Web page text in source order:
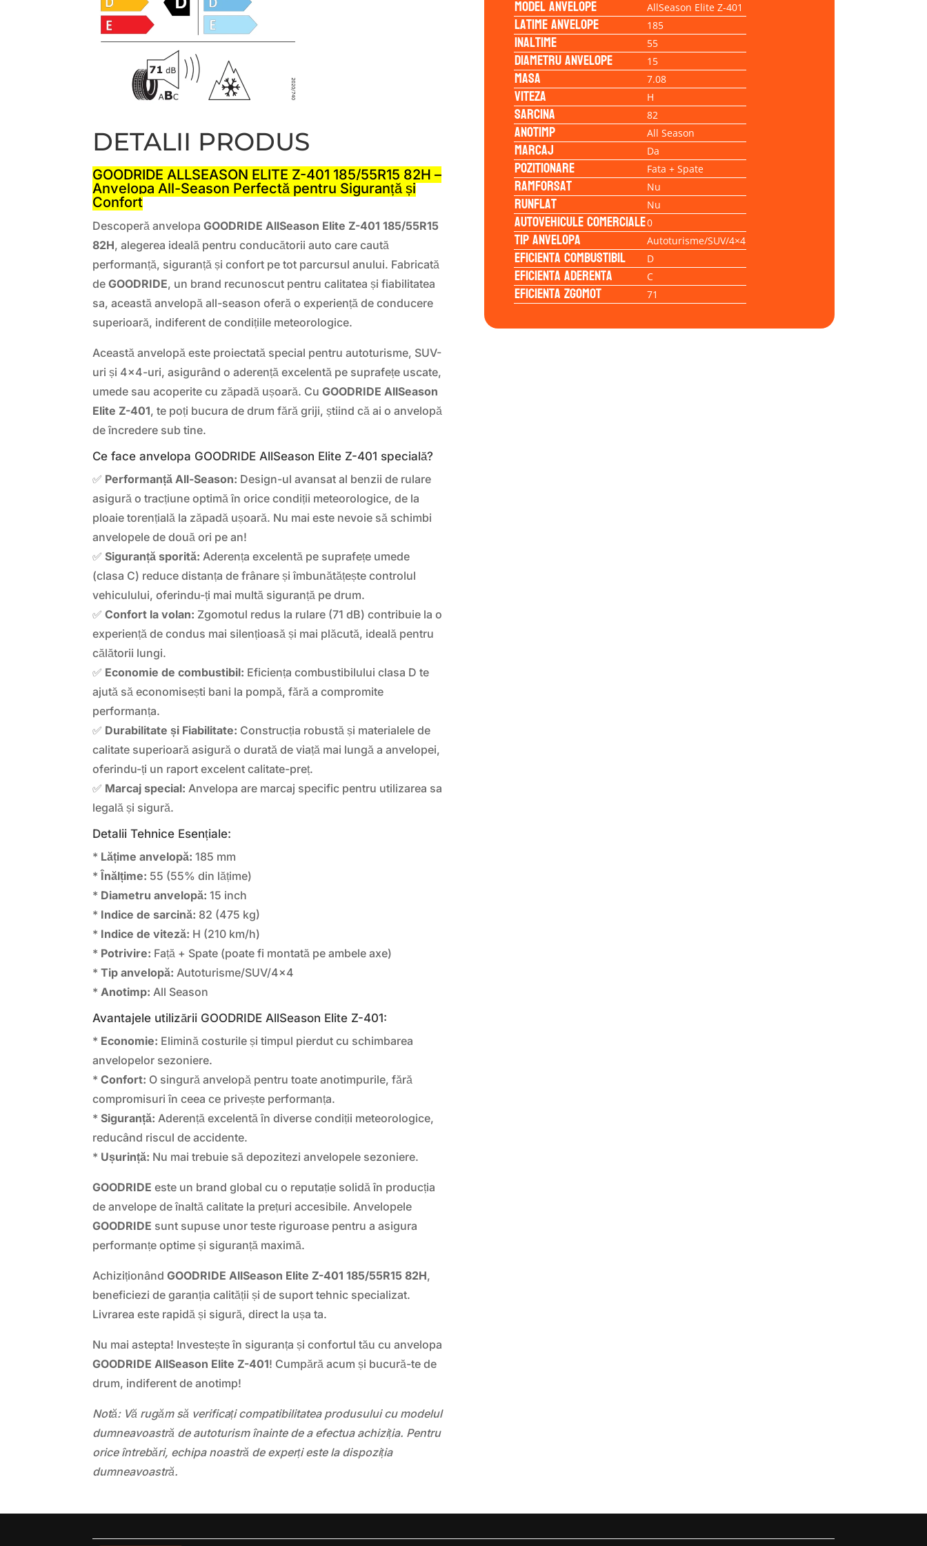
DETALII PRODUS
GOODRIDE ALLSEASON ELITE Z-401 185/55R15 82H –
Anvelopa All-Season Perfectă pentru Siguranță și
Confort
Descoperă anvelopaGOODRIDE AllSeason Elite Z-401 185/55R15
82H, alegerea ideală pentru conducătorii auto care caută
performanță, siguranță și confort pe tot parcursul anului. Fabricată
deGOODRIDE, un brand recunoscut pentru calitatea și fiabilitatea
sa, această anvelopă all-season oferă o experiență de conducere
superioară, indiferent de condițiile meteorologice.
Această anvelopă este proiectată special pentru autoturisme, SUV-
uri și 4×4-uri, asigurând o aderență excelentă pe suprafețe uscate,
umede sau acoperite cu zăpadă ușoară. CuGOODRIDE AllSeason
Elite Z-401, te poți bucura de drum fără griji, știind că ai o anvelopă
de încredere sub tine.
Ce face anvelopa GOODRIDE AllSeason Elite Z-401 specială?
✅ Performanță All-Season: Design-ul avansat al benzii de rulare
asigură o tracțiune optimă în orice condiții meteorologice, de la
ploaie torențială la zăpadă ușoară. Nu mai este nevoie să schimbi
anvelopele de două ori pe an!
✅Siguranță sporită: Aderența excelentă pe suprafețe umede
(clasa C) reduce distanța de frânare și îmbunătățește controlul
vehiculului, oferindu-ți mai multă siguranță pe drum.
✅Confort la volan: Zgomotul redus la rulare (71 dB) contribuie la o
experiență de condus mai silențioasă și mai plăcută, ideală pentru
călătorii lungi.
✅ Economie de combustibil: Eficiența combustibilului clasa D te
ajută să economisești bani la pompă, fără a compromite
performanța.
✅ Durabilitate și Fiabilitate: Construcția robustă și materialele de
calitate superioară asigură o durată de viață mai lungă a anvelopei,
oferindu-ți un raport excelent calitate-preț.
✅ Marcaj special: Anvelopa are marcaj specific pentru utilizarea sa
legală și sigură.
Detalii Tehnice Esențiale:
* Lățime anvelopă: 185 mm
* Înălțime: 55 (55% din lățime)
* Diametru anvelopă: 15 inch
* Indice de sarcină: 82 (475 kg)
* Indice de viteză: H (210 km/h)
* Potrivire: Față + Spate (poate fi montată pe ambele axe)
*Tip anvelopă: Autoturisme/SUV/4×4
*Anotimp: All Season
Avantajele utilizării GOODRIDE AllSeason Elite Z-401:
* Economie: Elimină costurile și timpul pierdut cu schimbarea
anvelopelor sezoniere.
*Confort: O singură anvelopă pentru toate anotimpurile, fără
compromisuri în ceea ce privește performanța.
*Siguranță: Aderență excelentă în diverse condiții meteorologice,
reducând riscul de accidente.
* Ușurință: Nu mai trebuie să depozitezi anvelopele sezoniere.
GOODRIDE este un brand global cu o reputație solidă în producția
de anvelope de înaltă calitate la prețuri accesibile. Anvelopele
GOODRIDE sunt supuse unor teste riguroase pentru a asigura
performanțe optime și siguranță maximă.
AchiziționândGOODRIDE AllSeason Elite Z-401 185/55R15 82H,
beneficiezi de garanția calității și de suport tehnic specializat.
Livrarea este rapidă și sigură, direct la ușa ta.
Nu mai astepta! Investește în siguranța și confortul tău cu anvelopa
GOODRIDE AllSeason Elite Z-401! Cumpără acum și bucură-te de
drum, indiferent de anotimp!
Notă: Vă rugăm să verificați compatibilitatea produsului cu modelul
dumneavoastră de autoturism înainte de a efectua achiziția. Pentru
orice întrebări, echipa noastră de experți este la dispoziția
dumneavoastră.
Model anvelope AllSeason Elite Z-401
Latime anvelope 185
Inaltime 55
Diametru anvelope 15
Masa 7.08
Viteza H
Sarcina 82
Anotimp All Season
Marcaj Da
Pozitionare Fata + Spate
Ramforsat Nu
Runflat Nu
Autovehicule comerciale0
Tip anvelopa Autoturisme/SUV/4×4
Eficienta Combustibil D
Eficienta Aderenta C
Eficienta Zgomot 71